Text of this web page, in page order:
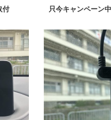
付 只今キャンペーン